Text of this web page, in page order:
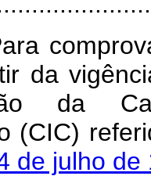
da
da
(CIC)
de julho de